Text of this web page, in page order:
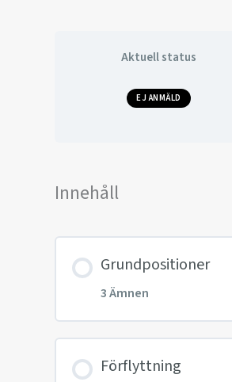
Aktuell status
EJ ANMÄLD
Innehåll
Grundpositioner
3 Ämnen
Förflyttning